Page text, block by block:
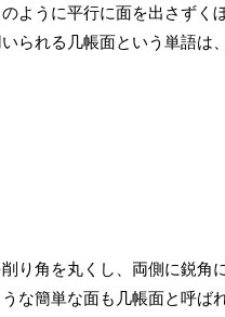
ように平行に面を出さずく
られる几帳面という単語は
り角を丸くし、両側に鋭角
な簡単な面も几帳面と呼ば